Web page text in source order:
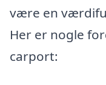
være en
Her er nogle
carport: